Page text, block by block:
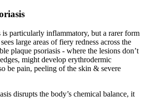
particularly inflammatory, but a rarer form
large areas of fiery redness across the
plaque psoriasis - where the lesions don’t
might develop erythrodermic
be pain, peeling of the skin & severe
disrupts the body’s chemical balance, it